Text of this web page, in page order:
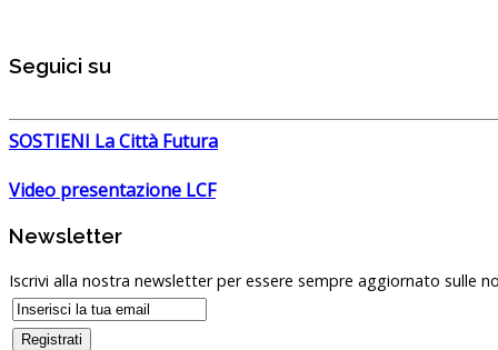
Seguici su
SOSTIENI La Città Futura
Video presentazione LCF
Newsletter
Iscrivi alla nostra newsletter per essere sempre aggiornato sulle